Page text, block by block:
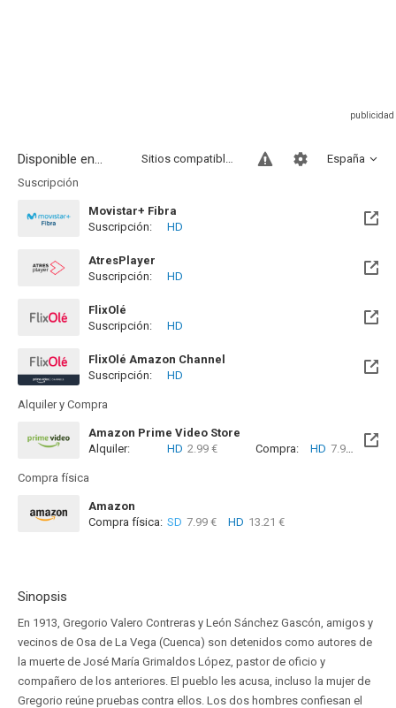
Disponible en... España
Sitios compatibles
Suscripción
Movistar+ Fibra
Disponible hasta el Vie, 01 Ene 2100 (Quedan 73 años)
Suscripción: HD
AtresPlayer
Suscripción:
HD
FlixOlé
Suscripción:
HD
FlixOlé Amazon Channel
Suscripción:
HD
Alquiler y Compra
Amazon Prime Video Store
Alquiler:
HD 2.99 € Compra: HD 7.99 €
Compra física
Amazon
Compra física: SD 7.99 € HD 13.21 €
Sinopsis
En 1913, Gregorio Valero Contreras y León Sánchez Gascón, amigos y
vecinos de Osa de La Vega (Cuenca) son detenidos como autores de
la muerte de José María Grimaldos López, pastor de oficio y
compañero de los anteriores. El pueblo les acusa, incluso la mujer de
Gregorio reúne pruebas contra ellos. Los dos hombres confiesan el